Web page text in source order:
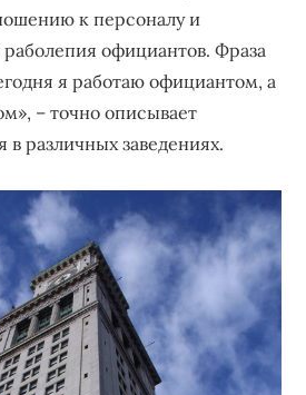
к персоналу и
раболепия официантов. Фраза
я работаю официантом, а
– точно описывает
различных заведениях.